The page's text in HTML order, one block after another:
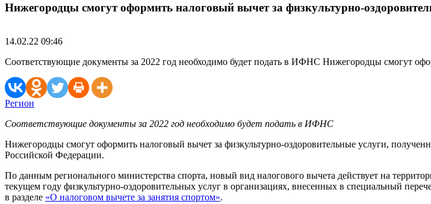
Нижегородцы смогут оформить налоговый вычет за физкультурно-
14.02.22 09:46
Соответствующие документы за 2022 год необходимо будет подать в ИФНС Нижегородцы смогут
Регион
Соответствующие документы за 2022 год необходимо будет подать в ИФНС
Нижегородцы смогут оформить налоговый вычет за физкультурно-оздоровительные услуги,
Российской Федерации.
По данным регионального министерства спорта, новый вид налогового вычета действует на
текущем году физкультурно-оздоровительных услуг в организациях, внесенных в специальный
в разделе «О налоговом вычете за занятия спортом».